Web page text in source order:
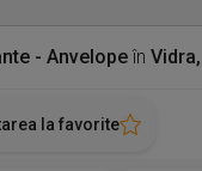
- Anvelopeîn
la favorite